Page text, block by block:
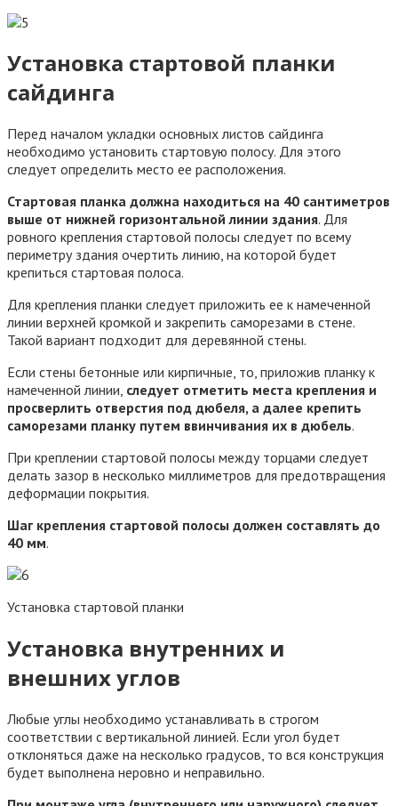
Установка стартовой планки
сайдинга
Перед началом укладки основных листов сайдинга
необходимо установить стартовую полосу. Для этого
следует определить место ее расположения.
Стартовая планка должна находиться на 40 сантиметров
выше от нижней горизонтальной линии здания. Для
ровного крепления стартовой полосы следует по всему
периметру здания очертить линию, на которой будет
крепиться стартовая полоса.
Для крепления планки следует приложить ее к намеченной
линии верхней кромкой и закрепить саморезами в стене.
Такой вариант подходит для деревянной стены.
Если стены бетонные или кирпичные, то, приложив планку к
намеченной линии, следует отметить места крепления и
просверлить отверстия под дюбеля, а далее крепить
саморезами планку путем ввинчивания их в дюбель.
При креплении стартовой полосы между торцами следует
делать зазор в несколько миллиметров для предотвращения
деформации покрытия.
Шаг крепления стартовой полосы должен составлять до
40 мм.
Установка стартовой планки
Установка внутренних и
внешних углов
Любые углы необходимо устанавливать в строгом
соответствии с вертикальной линией. Если угол будет
отклоняться даже на несколько градусов, то вся конструкция
будет выполнена неровно и неправильно.